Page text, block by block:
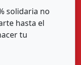
solidaria no
hasta el
tu